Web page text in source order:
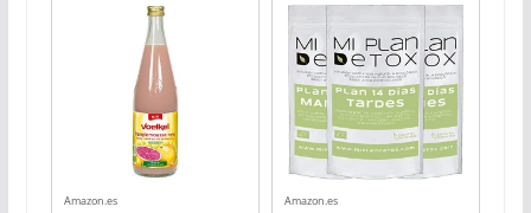
Amazon.es Amazon.es